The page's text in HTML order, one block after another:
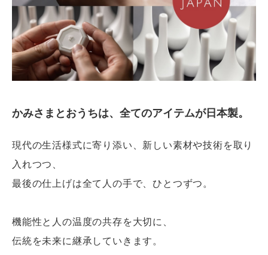
かみさまとおうちは、全てのアイテムが日本製。
現代の生活様式に寄り添い、新しい素材や技術を取り
入れつつ、
最後の仕上げは全て人の手で、ひとつずつ。
機能性と人の温度の共存を大切に、
伝統を未来に継承していきます。